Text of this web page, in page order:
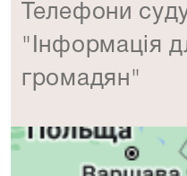
Телефони
"Інформація
громадян"